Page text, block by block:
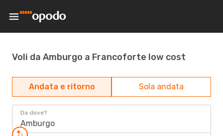
Voli da Amburgo a Francoforte low cost
Andata e ritorno Sola andata
Da dove?
Amburgo